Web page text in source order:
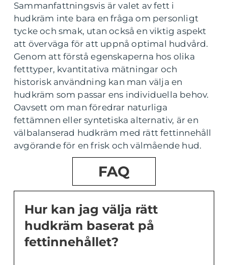
Sammanfattningsvis är valet av fett i
hudkräm inte bara en fråga om personligt
tycke och smak, utan också en viktig aspekt
att överväga för att uppnå optimal hudvård.
Genom att förstå egenskaperna hos olika
fetttyper, kvantitativa mätningar och
historisk användning kan man välja en
hudkräm som passar ens individuella behov.
Oavsett om man föredrar naturliga
fettämnen eller syntetiska alternativ, är en
välbalanserad hudkräm med rätt fettinnehåll
avgörande för en frisk och välmående hud.
FAQ
Hur kan jag välja rätt
hudkräm baserat på
fettinnehållet?